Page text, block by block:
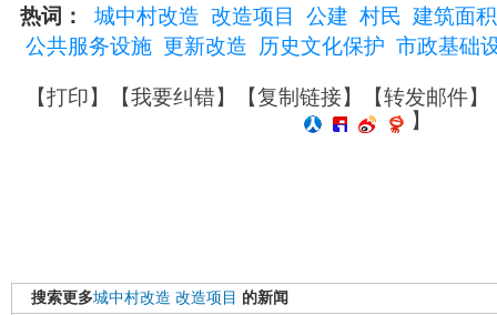
热词： 城中村改造 改造项目 公建 村民 建筑面积
公共服务设施 更新改造 历史文化保护 市政基础
【打印】【我要纠错】【复制链接】【转发邮件】
】
搜索更多城中村改造 改造项目 的新闻